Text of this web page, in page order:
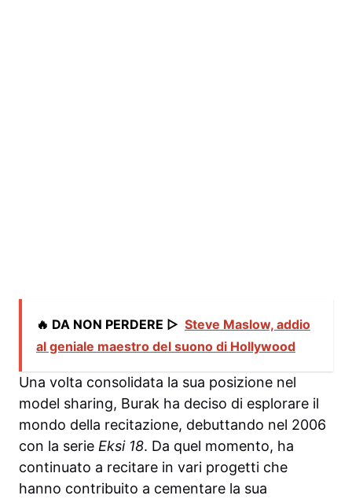
🔥 DA NON PERDERE ▷ Steve Maslow, addio
al geniale maestro del suono di Hollywood
Una volta consolidata la sua posizione nel
model sharing, Burak ha deciso di esplorare il
mondo della recitazione, debuttando nel 2006
con la serie Eksi 18. Da quel momento, ha
continuato a recitare in vari progetti che
hanno contribuito a cementare la sua